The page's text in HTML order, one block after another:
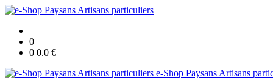
0
0 0.0 €
e-Shop Paysans Artisans